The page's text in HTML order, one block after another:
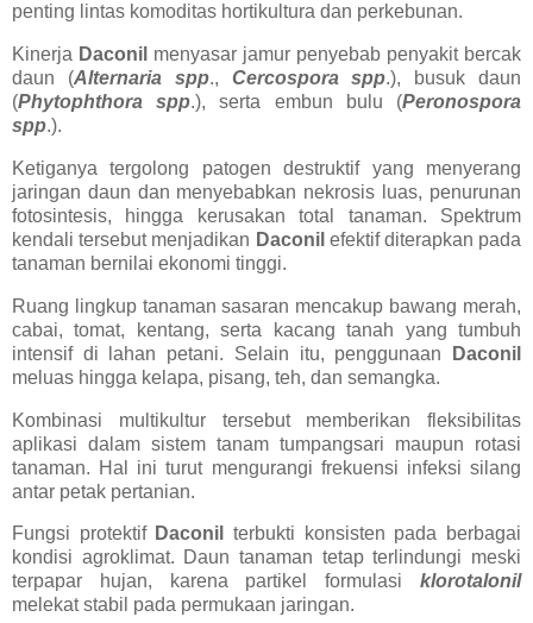
penting lintas komoditas hortikultura dan perkebunan.
Kinerja Daconil menyasar jamur penyebab penyakit bercak
daun (Alternaria spp., Cercospora spp.), busuk daun
(Phytophthora spp.), serta embun bulu (Peronospora
spp.).
Ketiganya tergolong patogen destruktif yang menyerang
jaringan daun dan menyebabkan nekrosis luas, penurunan
fotosintesis, hingga kerusakan total tanaman. Spektrum
kendali tersebut menjadikan Daconil efektif diterapkan pada
tanaman bernilai ekonomi tinggi.
Ruang lingkup tanaman sasaran mencakup bawang merah,
cabai, tomat, kentang, serta kacang tanah yang tumbuh
intensif di lahan petani. Selain itu, penggunaan
Daconil
meluas hingga kelapa, pisang, teh, dan semangka.
Kombinasi multikultur tersebut memberikan fleksibilitas
aplikasi dalam sistem tanam tumpangsari maupun rotasi
tanaman. Hal ini turut mengurangi frekuensi infeksi silang
antar petak pertanian.
Fungsi protektif Daconil
terbukti konsisten pada berbagai
kondisi agroklimat. Daun tanaman tetap terlindungi meski
terpapar hujan, karena partikel formulasi klorotalonil
melekat stabil pada permukaan jaringan.